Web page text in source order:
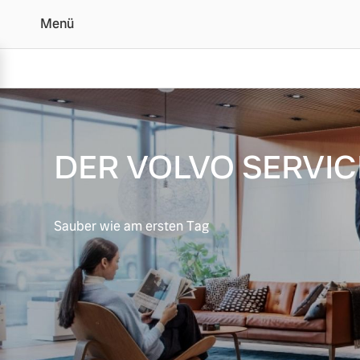
Servicecheck
Menü
Vollelektrisch
Plug-in Hybrid
3 Modelle
DER VOLVO
Sauber wie am ersten Tag